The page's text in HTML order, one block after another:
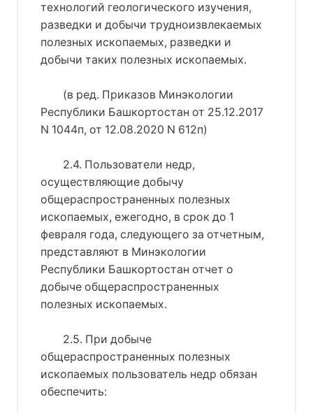
технологий геологического изучения,
разведки и добычи трудноизвлекаемых
полезных ископаемых, разведки и
добычи таких полезных ископаемых.
(в ред. Приказов Минэкологии
Республики Башкортостан от 25.12.2017
N 1044п, от 12.08.2020 N 612п)
2.4. Пользователи недр,
осуществляющие добычу
общераспространенных полезных
ископаемых, ежегодно, в срок до 1
февраля года, следующего за отчетным,
представляют в Минэкологии
Республики Башкортостан отчет о
добыче общераспространенных
полезных ископаемых.
2.5. При добыче
общераспространенных полезных
ископаемых пользователь недр обязан
обеспечить: